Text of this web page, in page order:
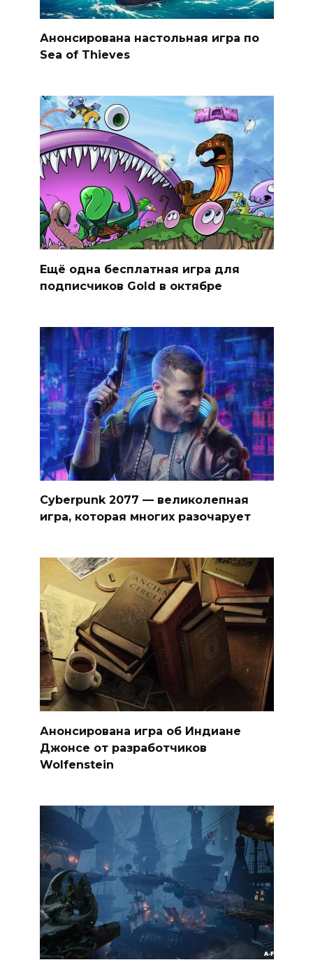
Анонсирована настольная игра по
Sea of Thieves
Ещё одна бесплатная игра для
подписчиков Gold в октябре
Cyberpunk 2077 — великолепная
игра, которая многих разочарует
Анонсирована игра об Индиане
Джонсе от разработчиков
Wolfenstein